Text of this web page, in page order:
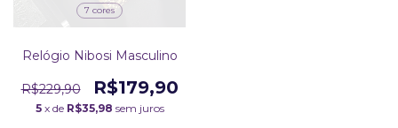
7 cores
Relógio Nibosi Masculino
R$229,90 R$179,90
5 x de R$35,98 sem juros